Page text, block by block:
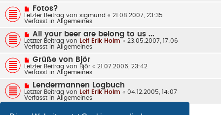
gB
e
i
a
g
e
u
B
e
i
a
g
Fotos?
Letzter Beitrag von sigmund « 21.08.2007, 23:35
Verfasst in Allgemeines
N
e
u
B
e
i
a
g
All your beer are belong to us ...
Letzter Beitrag von Leif Erik Holm « 23.05.2007, 17:06
Verfasst in Allgemeines
N
e
u
B
e
i
Grüße von Björ
Letzter Beitrag von Björ « 21.07.2006, 23:42
Verfasst in Allgemeines
e
u
e
B
Lendermannen Logbuch
Letzter Beitrag von Leif Erik Holm « 04.12.2005, 14:07
Verfasst in Allgemeines